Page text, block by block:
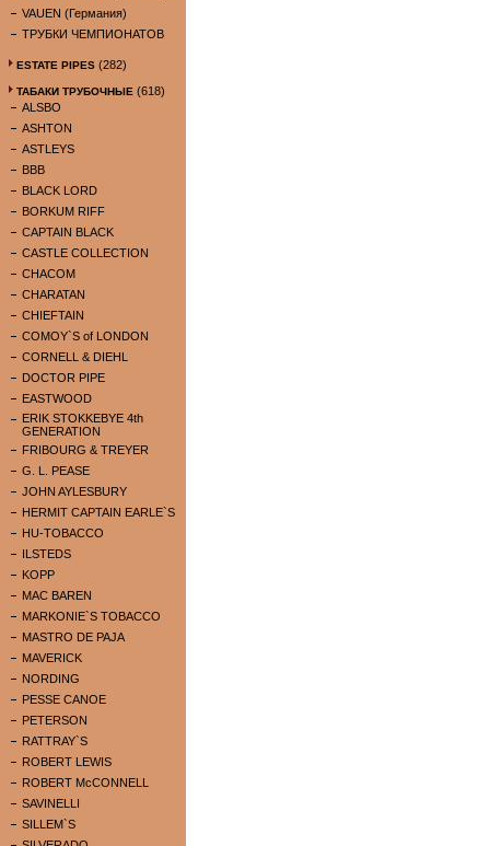
VAUEN (Германия)
ТРУБКИ ЧЕМПИОНАТОВ
ESTATE PIPES (282)
ТАБАКИ ТРУБОЧНЫЕ (618)
ALSBO
ASHTON
ASTLEYS
BBB
BLACK LORD
BORKUM RIFF
CAPTAIN BLACK
CASTLE COLLECTION
CHACOM
CHARATAN
CHIEFTAIN
COMOY`S of LONDON
CORNELL & DIEHL
DOCTOR PIPE
EASTWOOD
ERIK STOKKEBYE 4th
GENERATION
FRIBOURG & TREYER
G. L. PEASE
JOHN AYLESBURY
HERMIT CAPTAIN EARLE`S
HU-TOBACCO
ILSTEDS
KOPP
MAC BAREN
MARKONIE`S TOBACCO
MASTRO DE PAJA
MAVERICK
NORDING
PESSE CANOE
PETERSON
RATTRAY`S
ROBERT LEWIS
ROBERT McCONNELL
SAVINELLI
SILLEM`S